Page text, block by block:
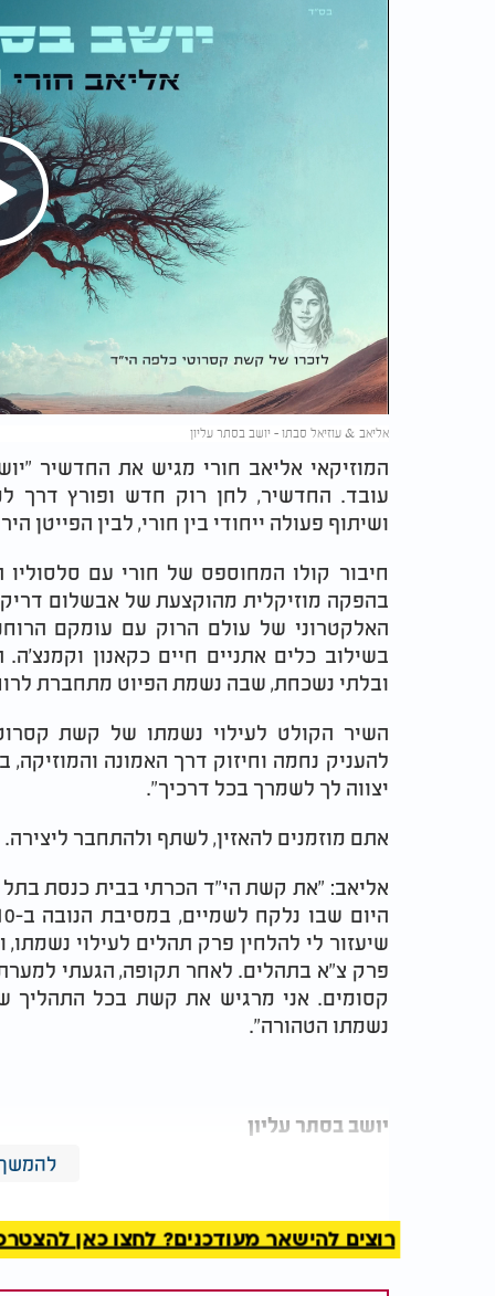
אליאב & עוזיאל סבתו - יושב בסתר עליון
המוזיקאי אליאב חורי מגיש את החדשיר
עובד. החדשיר, לחן רוק חדש ופורץ דרך
ושיתוף פעולה ייחודי בין חורי, לבין הפייטן
​חיבור קולו המחוספס של חורי עם
בהפקה מוזיקלית מהוקצעת של אבשלום
האלקטרוני של עולם הרוק עם עומקם
בשילוב כלים אתניים חיים כקאנון
ובלתי נשכחת, שבה נשמת הפיוט מתחברת
​השיר הקולט לעילוי נשמתו של קשת
להעניק נחמה וחיזוק דרך האמונה
יצווה לך לשמרך בכל דרכיך".
​אתם מוזמנים להאזין, לשתף ולהתחבר ליצירה.
אליאב: "את קשת הי"ד הכרתי בבית כנסת בתל
שיעזור לי להלחין פרק תהלים לעילוי
פרק צ"א בתהלים. לאחר תקופה, הגעתי למערת
קסומים. אני מרגיש את קשת בכל התהליך
נשמתו הטהורה".
יושב בסתר עליון
​לחן: אליאב חורי
רוצים להישאר מעודכנים? לחצו כאן להצטרפות